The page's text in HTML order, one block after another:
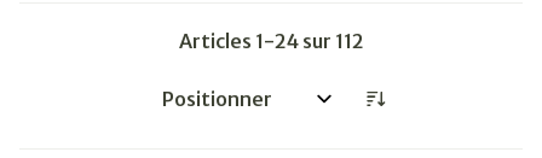
Articles 1-24 sur 112
Trier par: